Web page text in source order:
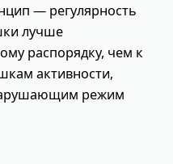
— регулярность
лучше
распорядку, чем к
активности,
режим